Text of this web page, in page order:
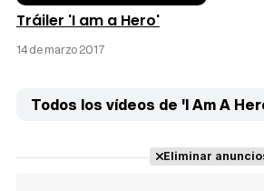
Tráiler 'I am a Hero'
14 de marzo 2017
Todos los vídeos de 'I Am A
Eliminar